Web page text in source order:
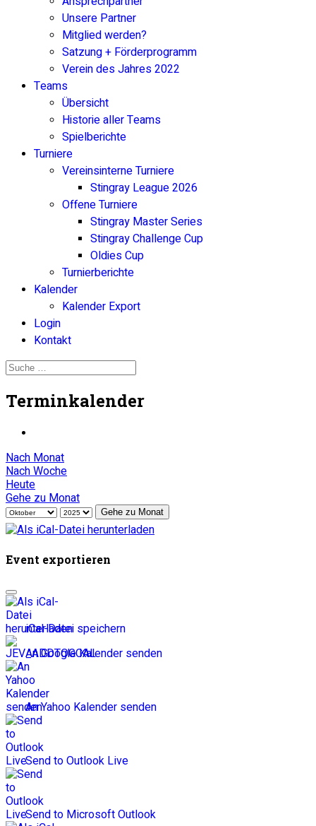
Unsere Partner
Mitglied werden?
Satzung + Förderprogramm
Verein des Jahres 2022
Teams
Übersicht
Historie aller Teams
Spielberichte
Turniere
Vereinsinterne Turniere
Stingray League 2026
Offene Turniere
Stingray Master Series
Stingray Challenge Cup
Oldies Cup
Turnierberichte
Kalender
Kalender Export
Login
Kontakt
Terminkalender
Nach Monat
Nach Woche
Heute
Gehe zu Monat
Gehe zu Monat
Event exportieren
iCal-Datei speichern
An Google Kalender senden
An Yahoo Kalender senden
Send to Outlook Live
Send to Microsoft Outlook